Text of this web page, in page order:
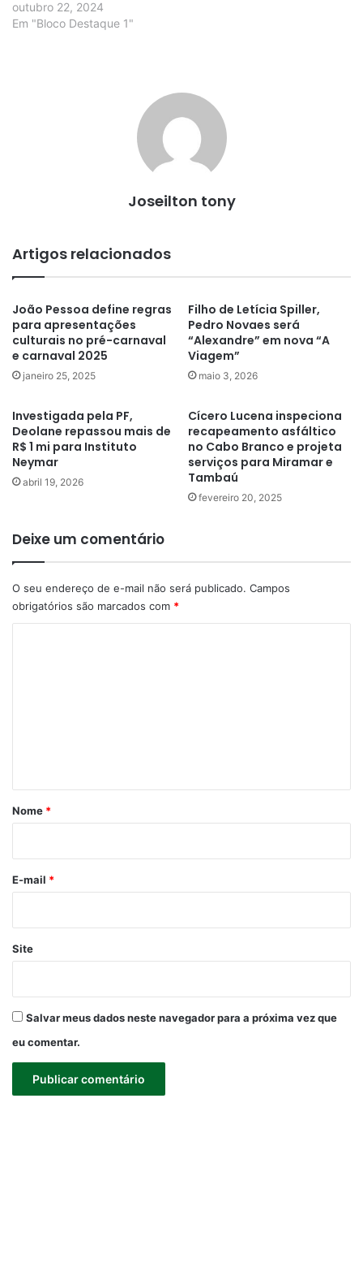
outubro 22, 2024
Em "Bloco Destaque 1"
Joseilton tony
Artigos relacionados
João Pessoa define regras
para apresentações
culturais no pré-carnaval
e carnaval 2025
janeiro 25, 2025
Filho de Letícia Spiller,
Pedro Novaes será
“Alexandre” em nova “A
Viagem”
maio 3, 2026
Investigada pela PF,
Deolane repassou mais de
R$ 1 mi para Instituto
Neymar
abril 19, 2026
Cícero Lucena inspeciona
recapeamento asfáltico
no Cabo Branco e projeta
serviços para Miramar e
Tambaú
fevereiro 20, 2025
Deixe um comentário
O seu endereço de e-mail não será publicado. Campos
obrigatórios são marcados com *
r
*
Nome *
E-mail *
Site
Salvar meus dados neste navegador para a próxima vez que
eu comentar.